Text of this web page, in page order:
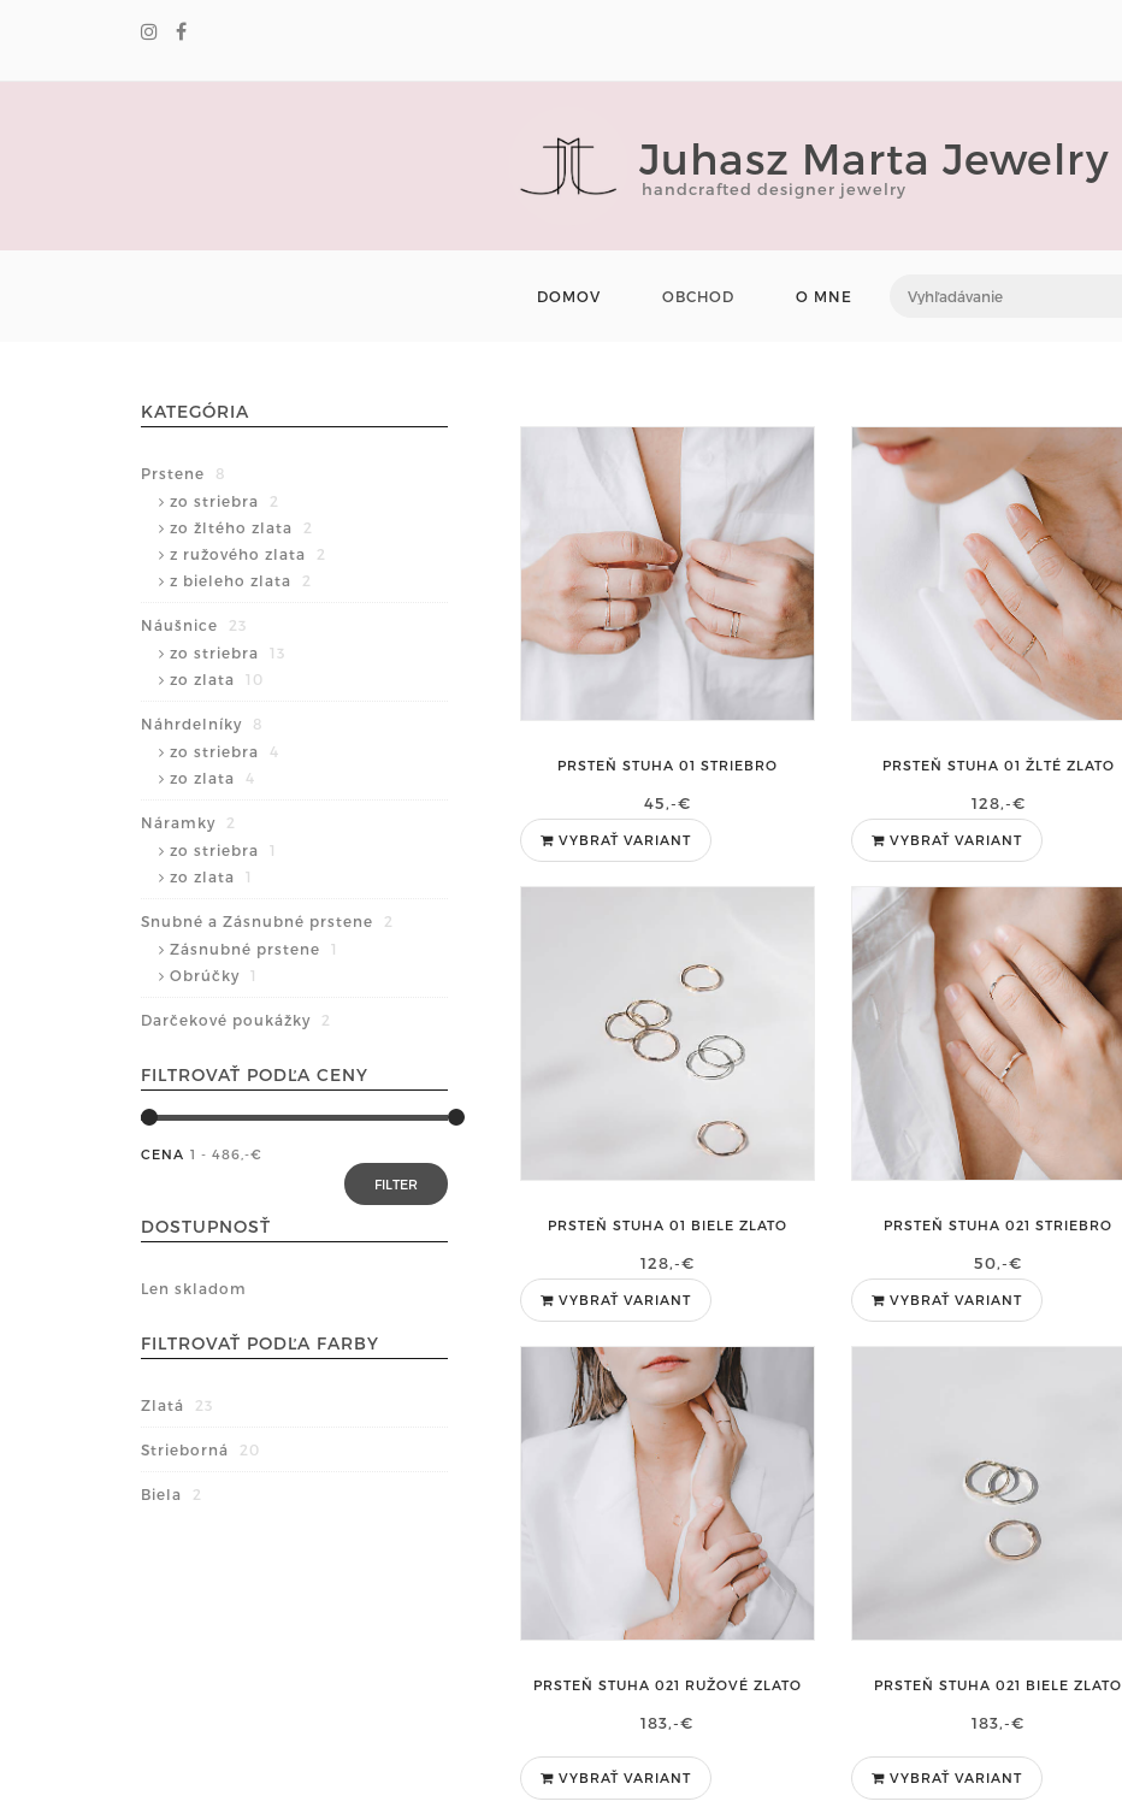
Juhasz Marta Jewelry
handcrafted designer jewelry
DOMOV OBCHOD O MNE
KATEGÓRIA
Prstene
8
zo striebra
2
zo žltého zlata
2
z ružového zlata
2
z bieleho zlata
2
Náušnice
23
zo striebra
13
zo zlata
10
Náhrdelníky
8
zo striebra
4
zo zlata
4
Náramky
2
zo striebra
1
zo zlata
1
Snubné a Zásnubné prstene
2
Zásnubné prstene
1
Obrúčky
1
Darčekové poukážky 2
FILTROVAŤ PODĽA CENY
CENA 1 - 486 ,-€
DOSTUPNOSŤ
Len skladom
FILTROVAŤ PODĽA FARBY
Zlatá 23
Strieborná 20
Biela 2
PRSTEŇ STUHA 01 STRIEBRO
45,-€
VYBRAŤ VARIANT
PRSTEŇ STUHA 01 ŽLTÉ ZLATO
128,-€
VYBRAŤ VARIANT
PRSTEŇ STUHA 01 BIELE ZLATO
128,-€
VYBRAŤ VARIANT
PRSTEŇ STUHA 021 STRIEBRO
50,-€
VYBRAŤ VARIANT
PRSTEŇ STUHA 021 RUŽOVÉ ZLATO
183,-€
VYBRAŤ VARIANT
PRSTEŇ STUHA 021 BIELE ZLATO
183,-€
VYBRAŤ VARIANT